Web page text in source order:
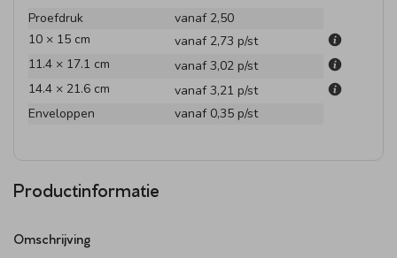
Proefdruk
vanaf 2,50
10 × 15 cm
vanaf 2,73 p/st
11.4 × 17.1 cm
vanaf 3,02 p/st
14.4 × 21.6 cm
vanaf 3,21 p/st
Enveloppen
vanaf 0,35 p/st
Productinformatie
Omschrijving